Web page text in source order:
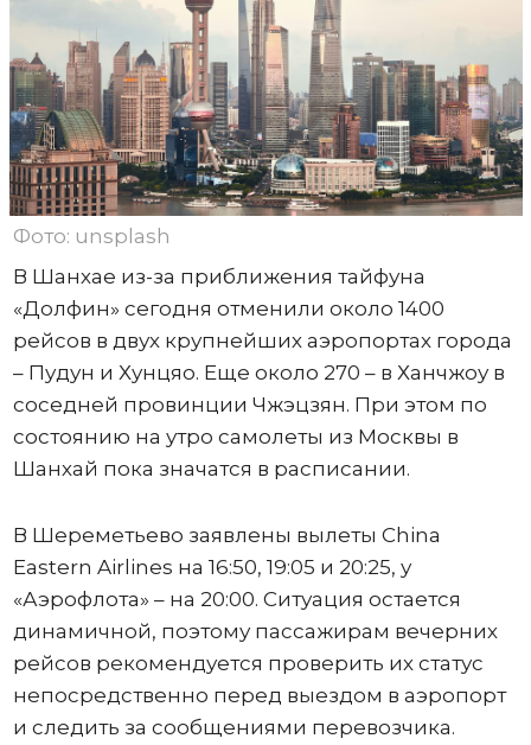
Фото: unsplash
В Шанхае из-за приближения тайфуна
«Долфин» сегодня отменили около 1400
рейсов в двух крупнейших аэропортах города
– Пудун и Хунцяо. Еще около 270 – в Ханчжоу в
соседней провинции Чжэцзян. При этом по
состоянию на утро самолеты из Москвы в
Шанхай пока значатся в расписании.
В Шереметьево заявлены вылеты China
Eastern Airlines на 16:50, 19:05 и 20:25, у
«Аэрофлота» – на 20:00. Ситуация остается
динамичной, поэтому пассажирам вечерних
рейсов рекомендуется проверить их статус
непосредственно перед выездом в аэропорт
и следить за сообщениями перевозчика.